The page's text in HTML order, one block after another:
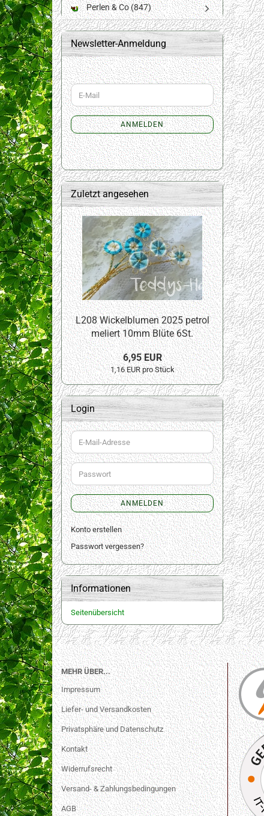
Perlen & Co (847)
Newsletter-Anmeldung
WEITER
ZUR
NEWSLETTER-
ANMELDUNG
E-
Mail
ANMELDEN
Zuletzt angesehen
L208 Wickelblumen 2025 petrol
meliert 10mm Blüte 6St.
6,95 EUR
1,16 EUR pro Stück
Login
E-
Mail-
Adresse
Passwort
ANMELDEN
Konto erstellen
Passwort vergessen?
Informationen
Seitenübersicht
MEHR ÜBER...
Impressum
Liefer- und Versandkosten
Privatsphäre und Datenschutz
Kontakt
Widerrufsrecht
Versand- & Zahlungsbedingungen
AGB